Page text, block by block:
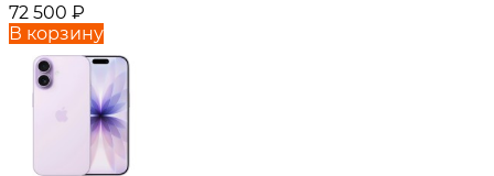
72 500 ₽
В корзину